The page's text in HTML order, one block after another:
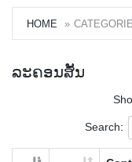
HOME
ລະຄອນສັ້ນ
Search: